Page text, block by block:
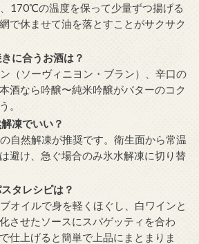
170℃の温度を保って少量ずつ揚げる
で休ませて油を落とすことがサクサク
に合うお酒は？
（ソーヴィニヨン・ブラン）、辛口の
酒なら吟醸〜純米吟醸がバターのコク
。
凍でいい？
自然解凍が推奨です。衛生面から常温
避け、急ぐ場合のみ氷水解凍に切り替
タレシピは？
オイルで身を軽くほぐし、白ワインと
させたソースにスパゲッティを合わ
仕上げると簡単で上品にまとまりま